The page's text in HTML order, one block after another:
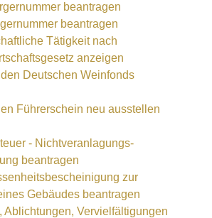
beantragen
beantragen
Tätigkeit nach
anzeigen
Deutschen Weinfonds
Führerschein neu ausstellen
- Nichtveranlagungs-
beantragen
zur
Gebäudes beantragen
Ablichtungen, Vervielfältigungen